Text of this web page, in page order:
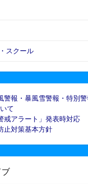
スクール
警報・暴風雪警報・特別
て
戒アラート」発表時対応
止対策基本方針